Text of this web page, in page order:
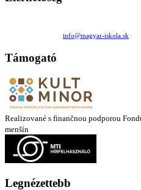
info@magyar-iskola.sk
Támogató
Realizované s finančnou podporou
menšín
Legnézettebb